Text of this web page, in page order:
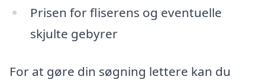
Prisen for fliserens og eventuelle
skjulte gebyrer
For at gøre din søgning lettere kan du